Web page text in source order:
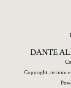
DANTE
Copyright, termini